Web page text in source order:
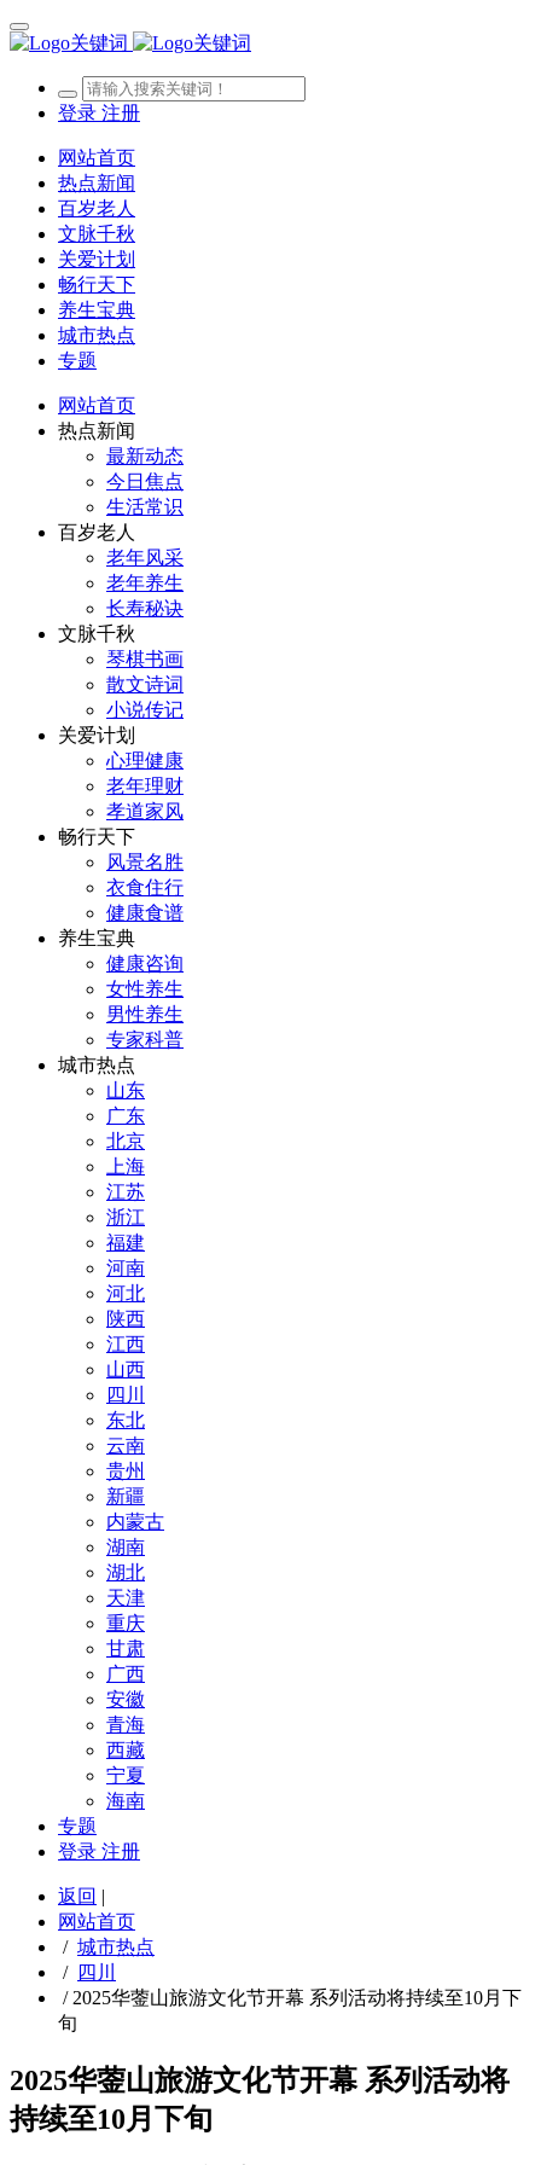
登录 注册
网站首页
热点新闻
百岁老人
文脉千秋
关爱计划
畅行天下
养生宝典
城市热点
专题
网站首页
热点新闻
最新动态
今日焦点
生活常识
百岁老人
老年风采
老年养生
长寿秘诀
文脉千秋
琴棋书画
散文诗词
小说传记
关爱计划
心理健康
老年理财
孝道家风
畅行天下
风景名胜
衣食住行
健康食谱
养生宝典
健康咨询
女性养生
男性养生
专家科普
城市热点
山东
广东
北京
上海
江苏
浙江
福建
河南
河北
陕西
江西
山西
四川
东北
云南
贵州
新疆
内蒙古
湖南
湖北
天津
重庆
甘肃
广西
安徽
青海
西藏
宁夏
海南
专题
登录 注册
返回 |
网站首页
/ 城市热点
/ 四川
/ 2025华蓥山旅游文化节开幕 系列活动将持续至10月下
旬
2025华蓥山旅游文化节开幕 系列活动将
持续至10月下旬